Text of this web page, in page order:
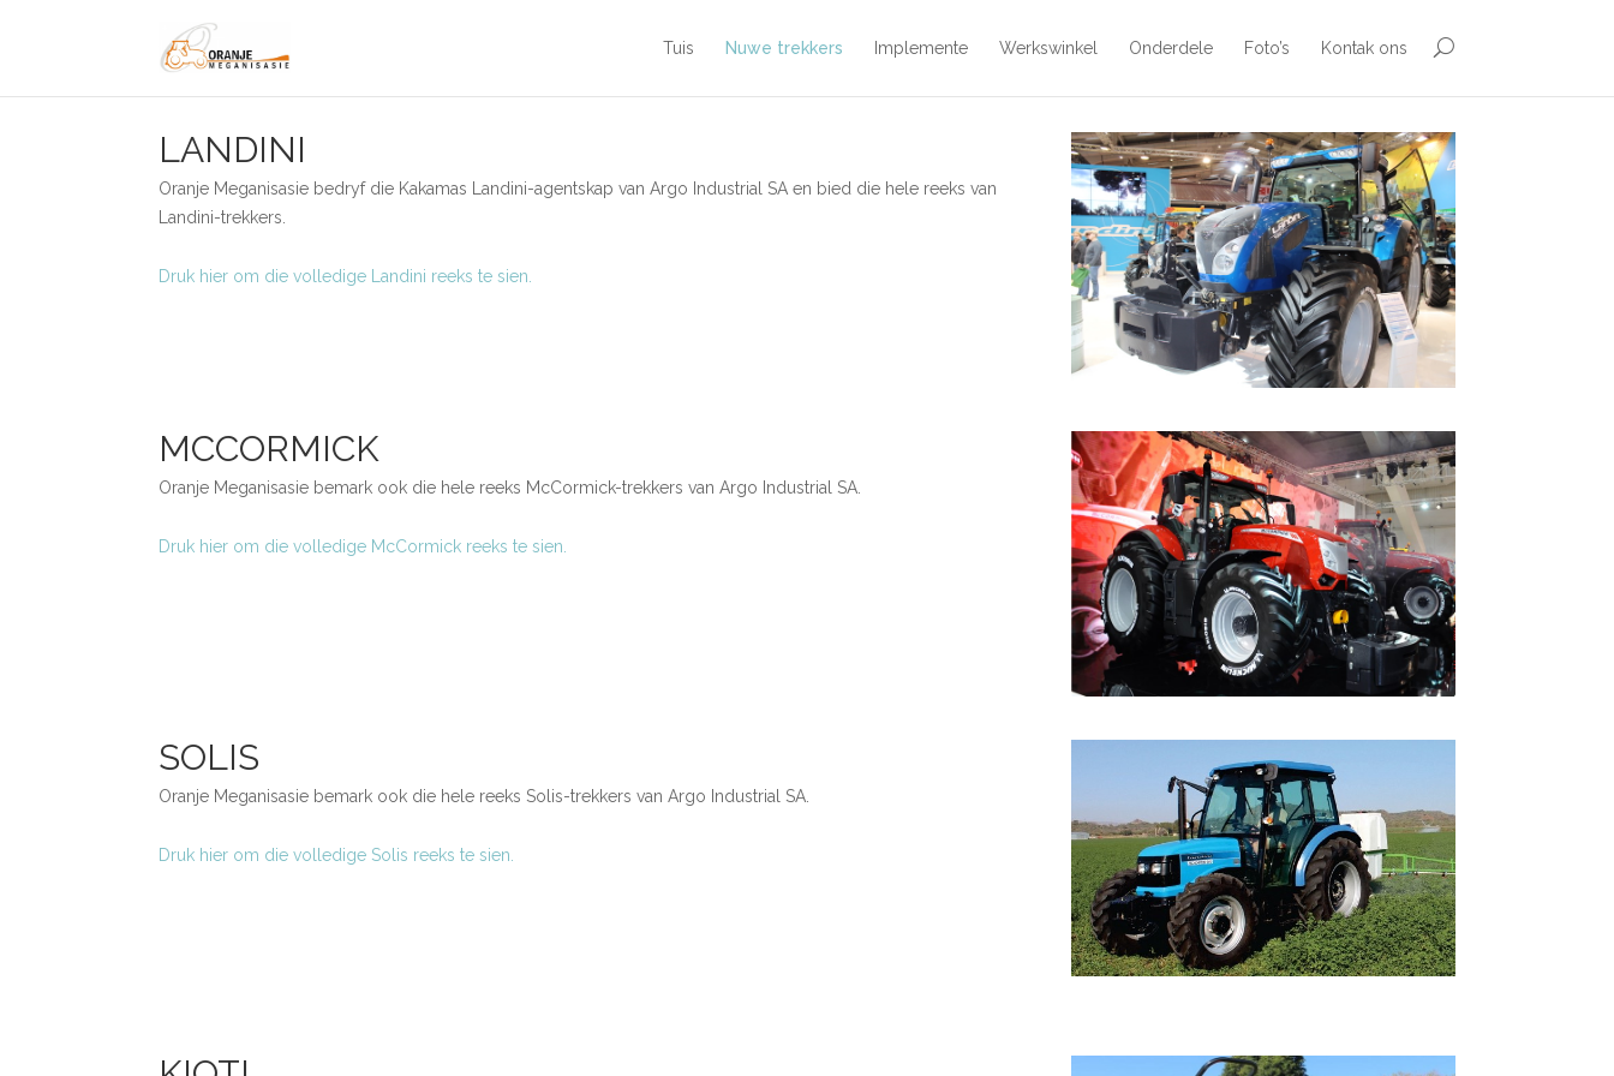
Tuis Nuwe trekkers Implemente Werkswinkel Onderdele Foto’s Kontak ons
LANDINI
Oranje Meganisasie bedryf die Kakamas Landini-agentskap van Argo Industrial SA en bied die hele reeks van
Landini-trekkers.
Druk hier om die volledige Landini reeks te sien.
MCCORMICK
Oranje Meganisasie bemark ook die hele reeks McCormick-trekkers van Argo Industrial SA.
Druk hier om die volledige McCormick reeks te sien.
SOLIS
Oranje Meganisasie bemark ook die hele reeks Solis-trekkers van Argo Industrial SA.
Druk hier om die volledige Solis reeks te sien.